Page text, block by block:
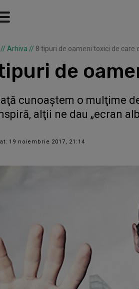
// Arhiva // 8 tipuri de oameni toxici de care
de
cunoaştem o mulţime
alţii ne dau „ecran
19 noiembrie 2017, 21:14